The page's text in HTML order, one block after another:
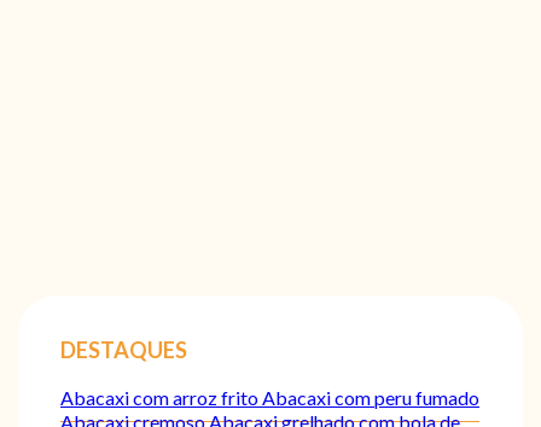
DESTAQUES
Abacaxi com arroz fritoAbacaxi com peru fumado
Abacaxi cremosoAbacaxi grelhado com bola de